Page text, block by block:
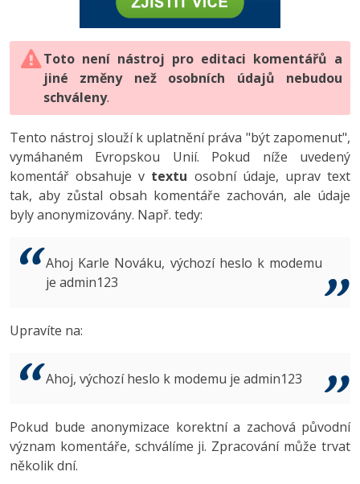
HTML5, CSS3, Bootstrap, SEO
SQL a databáze
Testování a verzování
UML a návrhové vzory
React
Spring
ASP.NET MVC
Best practices
PHP
JavaScript
Python
HTML / CSS
UML a návrhové vzory
MySQL/MariaDB
MS-SQL
Vývojář mobilních aplikací
C# Game developer
Tester
Systémový administrátor
3D grafik
Copywriter
WordPress specialista
-80%
JavaScript -80%
PHP -80%
Swift -80%
Kotlin -80%
VB.NET
Algoritmy -41%
Umělá inteligence (AI) -10%
Digitální gramotnost
Marketing
WordPress
SEO
UX
Business
Copywriting
Windows
Photoshop -80%
Adobe Illustrator -80%
Adobe Lightroom
Adobe XD
Adobe InDesign -25%
Adobe After Effects
Inkscape
Fórum
Toto není nástroj pro editaci komentářů a
jiné změny než osobních údajů nebudou
schváleny.
Tento nástroj slouží k uplatnění práva "být zapomenut",
vymáhaném Evropskou Unií. Pokud níže uvedený
komentář obsahuje v textu osobní údaje, uprav text
tak, aby zůstal obsah komentáře zachován, ale údaje
byly anonymizovány. Např. tedy:
Ahoj Karle Nováku, výchozí heslo k modemu
je admin123
Upravíte na:
Ahoj, výchozí heslo k modemu je admin123
Pokud bude anonymizace korektní a zachová původní
význam komentáře, schválíme ji. Zpracování může trvat
několik dní.